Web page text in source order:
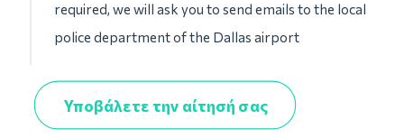
required, we will ask you to send emails to the local
police department of the Dallas airport
Υποβάλετε την αίτησή σας